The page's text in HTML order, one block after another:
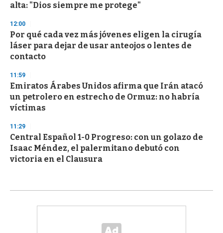
alta: "Dios siempre me protege"
12:00
Por qué cada vez más jóvenes eligen la cirugía
láser para dejar de usar anteojos o lentes de
contacto
11:59
Emiratos Árabes Unidos afirma que Irán atacó
un petrolero en estrecho de Ormuz: no habría
víctimas
11:29
Central Español 1-0 Progreso: con un golazo de
Isaac Méndez, el palermitano debutó con
victoria en el Clausura